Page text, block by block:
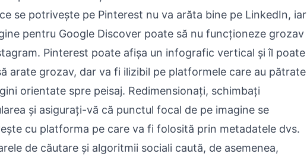
se potrivește pe Pinterest nu va arăta bine pe LinkedIn, iar
pentru Google Discover poate să nu funcționeze grozav
Pinterest poate afișa un infografic vertical și îl poate
arate grozav, dar va fi ilizibil pe platformele care au pătrate
orientate spre peisaj. Redimensionați, schimbați
și asigurați-vă că punctul focal de pe imagine se
cu platforma pe care va fi folosită prin metadatele dvs.
de căutare și algoritmii sociali caută, de asemenea,